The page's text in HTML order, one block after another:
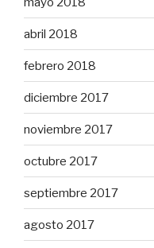
abril 2018
febrero 2018
diciembre 2017
noviembre 2017
octubre 2017
septiembre 2017
agosto 2017